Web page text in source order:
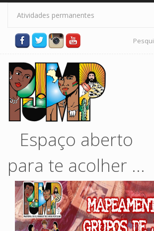
Pular para o conteúdo principal
Espaço aberto
para te acolher ...